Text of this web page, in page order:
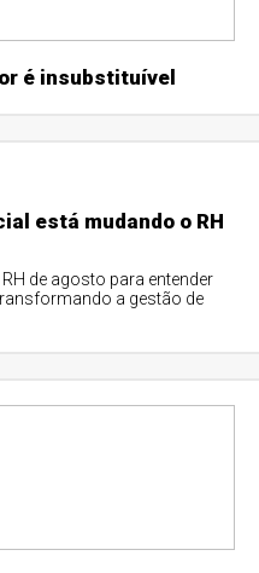
é insubstituível
está mudando o RH
de agosto para entender
a gestão de